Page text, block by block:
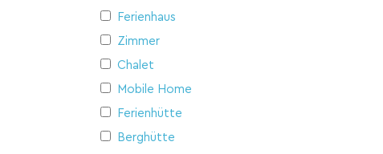
Ferienhaus
Zimmer
Chalet
Mobile Home
Ferienhütte
Berghütte